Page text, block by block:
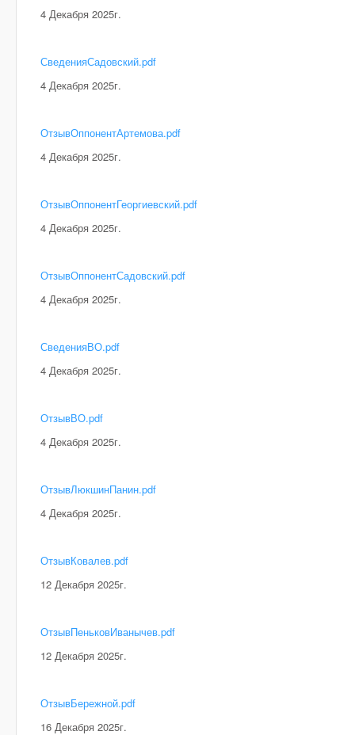
4 Декабря 2025г.
СведенияСадовский.pdf
4 Декабря 2025г.
ОтзывОппонентАртемова.pdf
4 Декабря 2025г.
ОтзывОппонентГеоргиевский.pdf
4 Декабря 2025г.
ОтзывОппонентСадовский.pdf
4 Декабря 2025г.
СведенияВО.pdf
4 Декабря 2025г.
ОтзывВО.pdf
4 Декабря 2025г.
ОтзывЛюкшинПанин.pdf
4 Декабря 2025г.
ОтзывКовалев.pdf
12 Декабря 2025г.
ОтзывПеньковИванычев.pdf
12 Декабря 2025г.
ОтзывБережной.pdf
16 Декабря 2025г.